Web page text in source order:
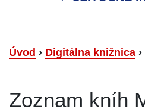
Úvod › Digitálna knižnica ›
Zoznam kníh